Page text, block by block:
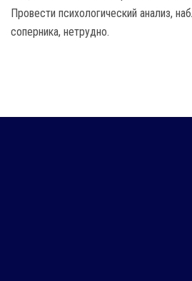
Провести психологический анализ,
соперника, нетрудно.